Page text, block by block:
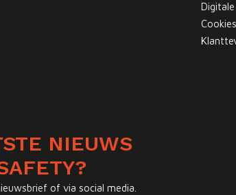
Cookies
NIEUWS
of via social media.